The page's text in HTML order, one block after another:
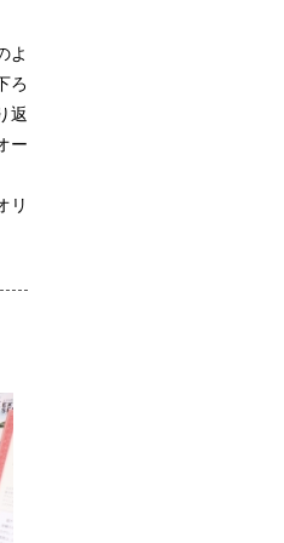
よ
ろ
返
ー
リ